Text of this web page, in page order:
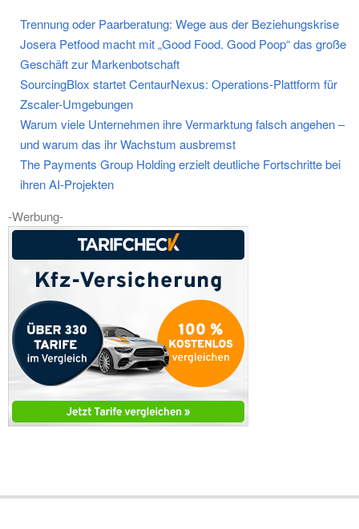
Trennung oder Paarberatung: Wege aus der Beziehungskrise
Josera Petfood macht mit „Good Food. Good Poop“ das große
Geschäft zur Markenbotschaft
SourcingBlox startet CentaurNexus: Operations-Plattform für
Zscaler-Umgebungen
Warum viele Unternehmen ihre Vermarktung falsch angehen –
und warum das ihr Wachstum ausbremst
The Payments Group Holding erzielt deutliche Fortschritte bei
ihren AI-Projekten
-Werbung-